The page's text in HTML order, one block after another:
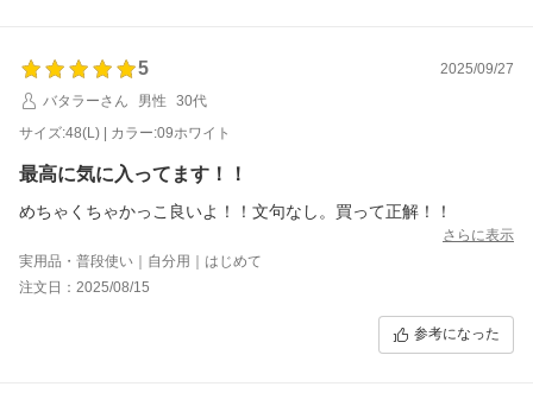
5
2025/09/27
バタラーさん
男性
30代
サイズ:48(L) | カラー:09ホワイト
最高に気に入ってます！！
めちゃくちゃかっこ良いよ！！文句なし。買って正解！！
さらに表示
実用品・普段使い｜自分用｜はじめて
注文日：2025/08/15
参考になった